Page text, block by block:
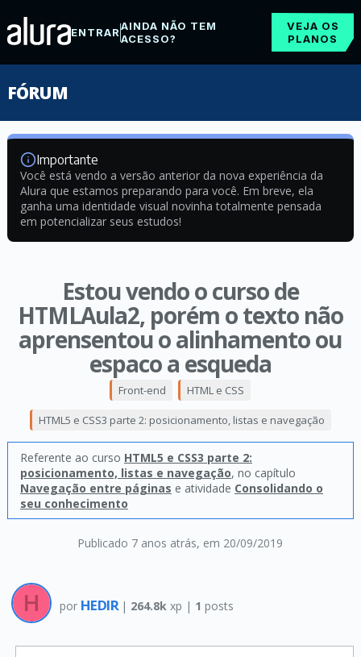
ENTRARAINDA NÃO TEM
ACESSO?
VEJA OS
PLANOS
FÓRUM
Importante
Você está vendo a versão anterior da nova experiência da
Alura que estamos preparando para você. Em breve, ela
ganha uma identidade visual novinha totalmente pensada
em potencializar seus estudos!
Estou vendo o curso de
HTMLAula2, porém o texto não
aprensentou o alinhamento ou
espaco a esqueda
Publicado 7 anos atrás, em 20/09/2019
Front-end HTML e CSS
HTML5 e CSS3 parte 2: posicionamento, listas e navegação
Referente ao curso HTML5 e CSS3 parte 2:
posicionamento, listas e navegação, no capítulo
Navegação entre páginas e atividade Consolidando o
seu conhecimento
por HEDIR | 264.8k xp | 1 posts